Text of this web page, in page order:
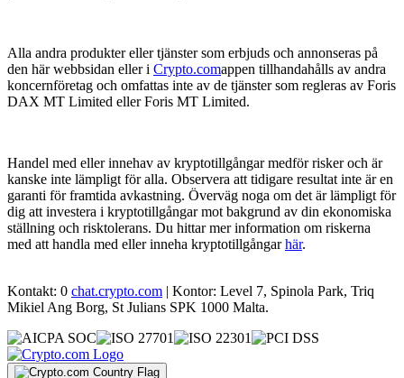
Alla andra produkter eller tjänster som erbjuds och annonseras på
den här webbsidan eller i Crypto.comappen tillhandahålls av andra
koncernföretag och omfattas inte av de tjänster som regleras av Foris
DAX MT Limited eller Foris MT Limited.
Handel med eller innehav av kryptotillgångar medför risker och är
kanske inte lämpligt för alla. Observera att tidigare resultat inte är en
garanti för framtida avkastning. Överväg noga om det är lämpligt för
dig att investera i kryptotillgångar mot bakgrund av din ekonomiska
ställning och risktolerans. Du hittar mer information om riskerna
med att handla med eller inneha kryptotillgångarhär.
Kontakt: 0 chat.crypto.com | Kontor: Level 7, Spinola Park, Triq
Mikiel Ang Borg, St Julians SPK 1000 Malta.